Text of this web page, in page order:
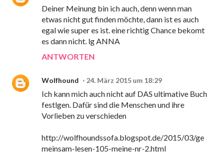
Deiner Meinung bin ich auch, denn wenn man
etwas nicht gut finden möchte, dann ist es auch
egal wie super es ist. eine richtig Chance bekomt
es dann nicht. lg ANNA
ANTWORTEN
Wolfhound 24. März 2015 um 18:29
Ich kann mich auch nicht auf DAS ultimative Buch
festlgen. Dafür sind die Menschen und ihre
Vorlieben zu verschieden
http://wolfhoundssofa.blogspot.de/2015/03/ge
meinsam-lesen-105-meine-nr-2.html